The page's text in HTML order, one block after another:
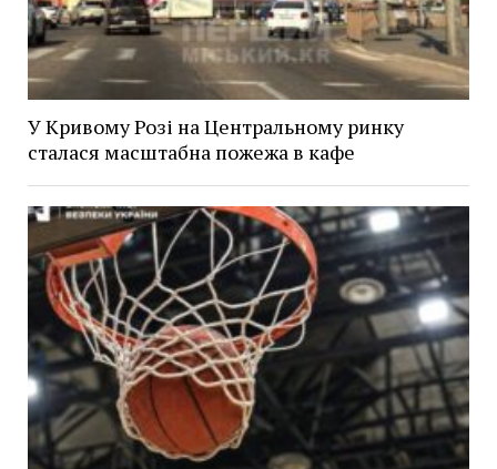
У Кривому Розі на Центральному ринку
сталася масштабна пожежа в кафе